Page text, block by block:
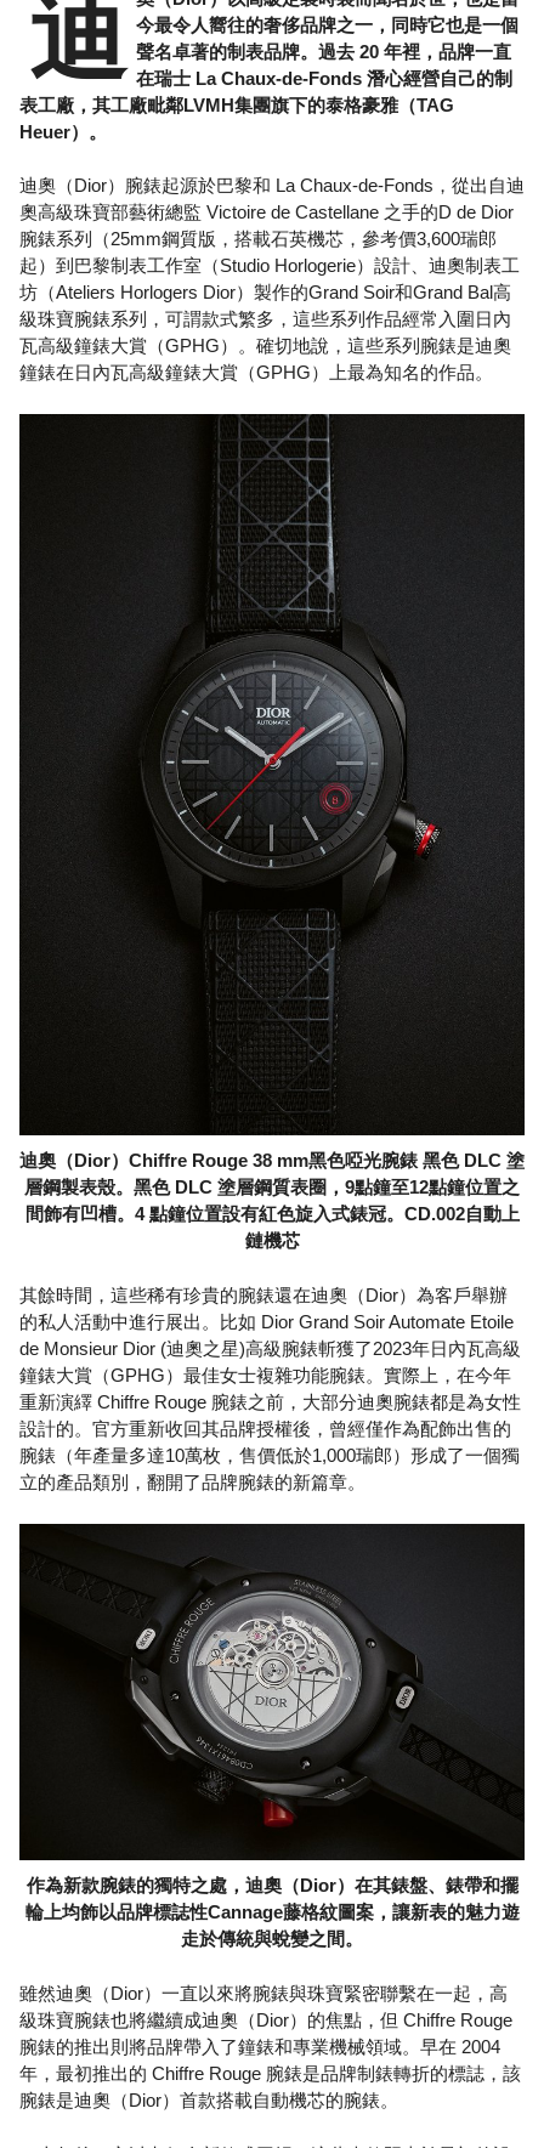
迪 今最令人嚮往的奢侈品牌之一，同時它也是一個
聲名卓著的制表品牌。過去 20 年裡，品牌一直
在瑞士 La Chaux-de-Fonds 潛心經營自己的制
表工廠，其工廠毗鄰LVMH集團旗下的泰格豪雅（TAG
Heuer）。
迪奧（Dior）腕錶起源於巴黎和 La Chaux-de-Fonds，從出自迪
奧高級珠寶部藝術總監 Victoire de Castellane 之手的D de Dior
腕錶系列（25mm鋼質版，搭載石英機芯，參考價3,600瑞郎
起）到巴黎制表工作室（Studio Horlogerie）設計、迪奧制表工
坊（Ateliers Horlogers Dior）製作的Grand Soir和Grand Bal高
級珠寶腕錶系列，可謂款式繁多，這些系列作品經常入圍日內
瓦高級鐘錶大賞（GPHG）。確切地說，這些系列腕錶是迪奧
鐘錶在日內瓦高級鐘錶大賞（GPHG）上最為知名的作品。
迪奧（Dior）Chiffre Rouge 38 mm黑色啞光腕錶 黑色 DLC 塗
層鋼製表殼。黑色 DLC 塗層鋼質表圈，9點鐘至12點鐘位置之
間飾有凹槽。4 點鐘位置設有紅色旋入式錶冠。CD.002自動上
鏈機芯
其餘時間，這些稀有珍貴的腕錶還在迪奧（Dior）為客戶舉辦
的私人活動中進行展出。比如 Dior Grand Soir Automate Etoile
de Monsieur Dior (迪奧之星)高級腕錶斬獲了2023年日內瓦高級
鐘錶大賞（GPHG）最佳女士複雜功能腕錶。實際上，在今年
重新演繹 Chiffre Rouge 腕錶之前，大部分迪奧腕錶都是為女性
設計的。官方重新收回其品牌授權後，曾經僅作為配飾出售的
腕錶（年產量多達10萬枚，售價低於1,000瑞郎）形成了一個獨
立的產品類別，翻開了品牌腕錶的新篇章。
作為新款腕錶的獨特之處，迪奧（Dior）在其錶盤、錶帶和擺
輪上均飾以品牌標誌性Cannage藤格紋圖案，讓新表的魅力遊
走於傳統與蛻變之間。
雖然迪奧（Dior）一直以來將腕錶與珠寶緊密聯繫在一起，高
級珠寶腕錶也將繼續成迪奧（Dior）的焦點，但 Chiffre Rouge
腕錶的推出則將品牌帶入了鐘錶和專業機械領域。早在 2004
年，最初推出的 Chiffre Rouge 腕錶是品牌制錶轉折的標誌，該
腕錶是迪奧（Dior）首款搭載自動機芯的腕錶。